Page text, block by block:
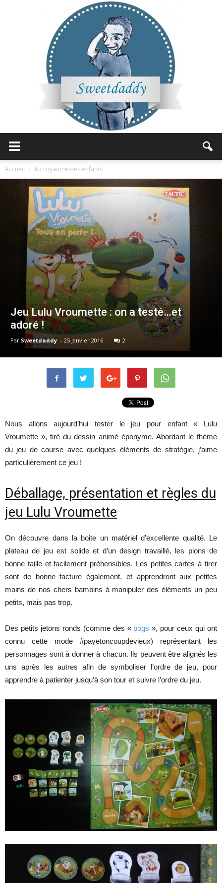
Accueil Au royaume des enfants
Jeu Lulu Vroumette : on a testé…et
adoré !
Par Sweetdaddy - 25 janvier 2016 2
Nous allons aujourd’hui tester le jeu pour enfant « Lulu
Vroumette », tiré du dessin animé éponyme. Abordant le thème
du jeu de course avec quelques éléments de stratégie, j’aime
particulièrement ce jeu !
Déballage, présentation et règles du
jeu Lulu Vroumette
On découvre dans la boite un matériel d’excellente qualité. Le
plateau de jeu est solide et d’un design travaillé, les pions de
bonne taille et facilement préhensibles. Les petites cartes à tirer
sont de bonne facture également, et apprendront aux petites
mains de nos chers bambins à manipuler des éléments un peu
petits, mais pas trop.
Des petits jetons ronds (comme des « pogs », pour ceux qui ont
connu cette mode #payetoncoupdevieux) représentant les
personnages sont à donner à chacun. Ils peuvent être alignés les
uns après les autres afin de symboliser l’ordre de jeu, pour
apprendre à patienter jusqu’à son tour et suivre l’ordre du jeu.